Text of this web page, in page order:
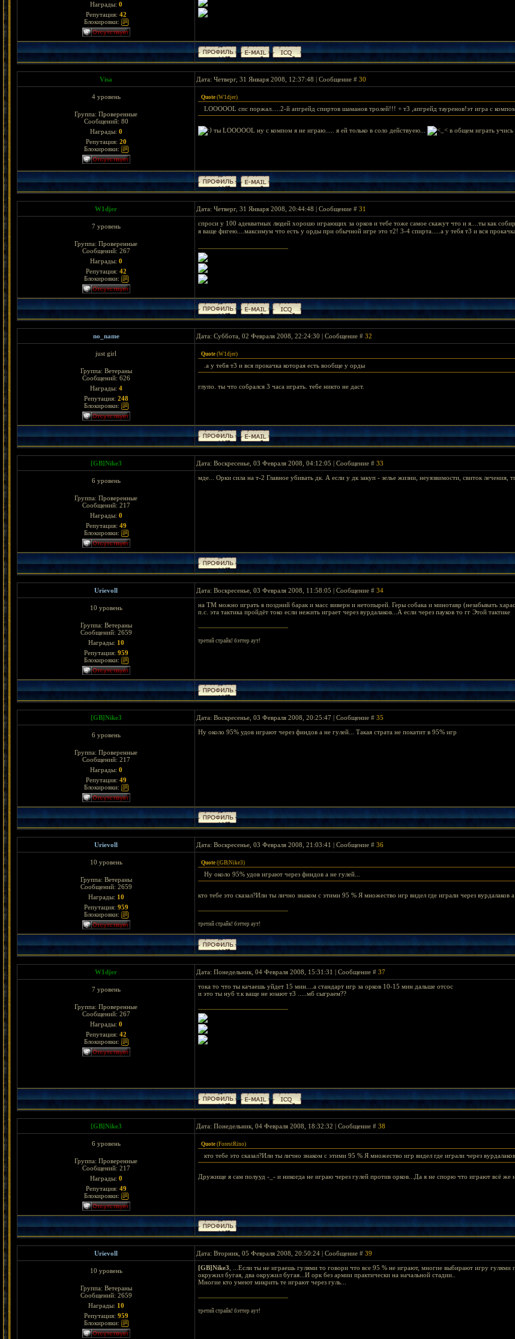
Награды: 0
Репутация: 42
Блокировки:
Visa Дата: Четверг, 31 Января 2008, 12:37:48 | Сообщение # 30
4 уровень
Группа: Проверенные
Сообщений: 80
Награды: 0
Репутация: 20
Блокировки:
Quote (W1djer)
LOOOOOL спс поржал.....2-й апгрейд спиртов шаманов тролей!!! + т3 ,апгрейд тауренов!эт игра с
ты LOOOOOL ну с компом я не играю..... я ей только в соло действуею... в общем играть учись
W1djer Дата: Четверг, 31 Января 2008, 20:44:48 | Сообщение # 31
7 уровень
Группа: Проверенные
Сообщений: 267
Награды: 0
Репутация: 42
Блокировки:
спроси у 100 адекватных людей хорошо играющих за орков и тебе тоже самое скажут что и я....ты как
я ваще фигею....максимум что есть у орды при обычной игре это т2! 3-4 спирта.....а у тебя т3 и вся
no_name Дата: Суббота, 02 Февраля 2008, 22:24:30 | Сообщение # 32
just girl
Группа: Ветераны
Сообщений: 626
Награды: 4
Репутация: 248
Блокировки:
Quote (W1djer)
.а у тебя т3 и вся прокачка которая есть вообще у орды
глупо. ты что собрался 3 часа играть. тебе никто не даст.
[GB]Nike3 Дата: Воскресенье, 03 Февраля 2008, 04:12:05 | Сообщение # 33
6 уровень
Группа: Проверенные
Сообщений: 217
Награды: 0
Репутация: 49
Блокировки:
мде... Орки сила на т-2 Главное убивать дк. А если у дк закуп - зелье жизни, неуязвимости, свиток
Urievoll Дата: Воскресенье, 03 Февраля 2008, 11:58:05 | Сообщение # 34
10 уровень
Группа: Ветераны
Сообщений: 2659
Награды: 10
Репутация: 959
Блокировки:
на ТМ можно играть в поздний барак и масс виверн и нетопырей. Геры собака и минотавр (незабывать
п.с. эта тактика пройдёт токо если нежить играет через вурдалаков...А если через пауков то гг Этой тактике
третий страйк! бэттер аут!
[GB]Nike3 Дата: Воскресенье, 03 Февраля 2008, 20:25:47 | Сообщение # 35
6 уровень
Группа: Проверенные
Сообщений: 217
Награды: 0
Репутация: 49
Блокировки:
Ну около 95% удов играют через финдов а не гулей... Такая страта не покатит в 95% игр
Urievoll Дата: Воскресенье, 03 Февраля 2008, 21:03:41 | Сообщение # 36
10 уровень
Группа: Ветераны
Сообщений: 2659
Награды: 10
Репутация: 959
Блокировки:
Quote ( |GB|Nike3)
Ну около 95% удов играют через финдов а не гулей...
кто тебе это сказал?Или ты лично знаком с этими 95 % Я множество игр видел где играли через вурдалаков
третий страйк! бэттер аут!
W1djer Дата: Понедельник, 04 Февраля 2008, 15:31:31 | Сообщение # 37
7 уровень
Группа: Проверенные
Сообщений: 267
Награды: 0
Репутация: 42
Блокировки:
тока то что ты качаешь уйдет 15 мин....а стандарт игр за орков 10-15 мин дальше отсос
и это ты нуб т.к ваще не юзают т3 .....мб сыграем??
[GB]Nike3 Дата: Понедельник, 04 Февраля 2008, 18:32:32 | Сообщение # 38
6 уровень
Группа: Проверенные
Сообщений: 217
Награды: 0
Репутация: 49
Блокировки:
Quote (ForestRino)
кто тебе это сказал?Или ты лично знаком с этими 95 % Я множество игр видел где играли через
Дружище я сам полууд -_- и никогда не играю через гулей против орков...Да я не спорю что играют всё же
Urievoll Дата: Вторник, 05 Февраля 2008, 20:50:24 | Сообщение # 39
10 уровень
Группа: Ветераны
Сообщений: 2659
Награды: 10
Репутация: 959
Блокировки:
[GB]Nike3 , ...Если ты не играешь гулями то говори что все 95 % не играют, многие выбирают игру
окружил бугая, два окружил бугая...И орк без армии практически на начальной стадии..
Многие кто умеют микрить те играют через гуль...
третий страйк! бэттер аут!